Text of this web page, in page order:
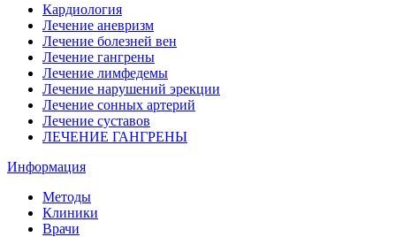
Кардиология
Лечение аневризм
Лечение болезней вен
Лечение гангрены
Лечение лимфедемы
Лечение нарушений эрекции
Лечение сонных артерий
Лечение суставов
ЛЕЧЕНИЕ ГАНГРЕНЫ
Информация
Методы
Клиники
Врачи